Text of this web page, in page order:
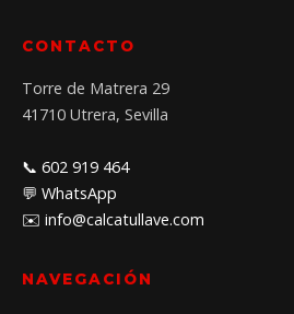
CONTACTO
Torre de Matrera 29
41710 Utrera, Sevilla
📞 602 919 464
💬 WhatsApp
✉️ info@calcatullave.com
NAVEGACIÓN